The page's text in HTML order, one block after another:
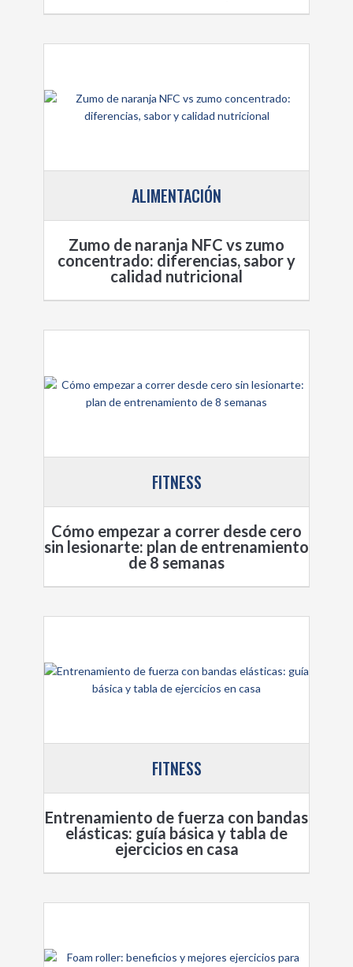
ALIMENTACIÓN
Zumo de naranja NFC vs zumo
concentrado: diferencias, sabor y
calidad nutricional
FITNESS
Cómo empezar a correr desde cero
sin lesionarte: plan de entrenamiento
de 8 semanas
FITNESS
Entrenamiento de fuerza con bandas
elásticas: guía básica y tabla de
ejercicios en casa